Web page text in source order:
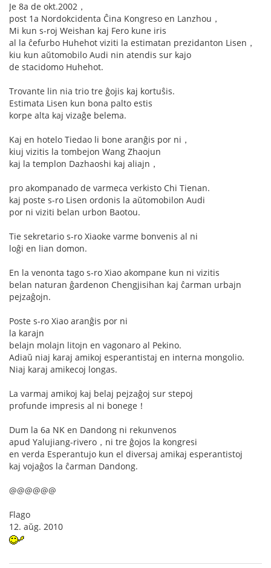
Je 8a de okt.2002，
post 1a Nordokcidenta Ĉina Kongreso en Lanzhou，
Mi kun s-roj Weishan kaj Fero kune iris
al la ĉefurbo Huhehot viziti la estimatan prezidanton Lisen，
kiu kun aŭtomobilo Audi nin atendis sur kajo
de stacidomo Huhehot.
Trovante lin nia trio tre ĝojis kaj kortuŝis.
Estimata Lisen kun bona palto estis
korpe alta kaj vizaĝe belema.
Kaj en hotelo Tiedao li bone aranĝis por ni，
kiuj vizitis la tombejon Wang Zhaojun
kaj la templon Dazhaoshi kaj aliajn，
pro akompanado de varmeca verkisto Chi Tienan.
kaj poste s-ro Lisen ordonis la aŭtomobilon Audi
por ni viziti belan urbon Baotou.
Tie sekretario s-ro Xiaoke varme bonvenis al ni
loĝi en lian domon.
En la venonta tago s-ro Xiao akompane kun ni vizitis
belan naturan ĝardenon Chengjisihan kaj ĉarman urbajn
pejzaĝojn.
Poste s-ro Xiao aranĝis por ni
la karajn
belajn molajn litojn en vagonaro al Pekino.
Adiaŭ niaj karaj amikoj esperantistaj en interna mongolio.
Niaj karaj amikecoj longas.
La varmaj amikoj kaj belaj pejzaĝoj sur stepoj
profunde impresis al ni bonege！
Dum la 6a NK en Dandong ni rekunvenos
apud Yalujiang-rivero，ni tre ĝojos la kongresi
en verda Esperantujo kun el diversaj amikaj esperantistoj
kaj vojaĝos la ĉarman Dandong.
@@@@@@
Flago
12. aŭg. 2010